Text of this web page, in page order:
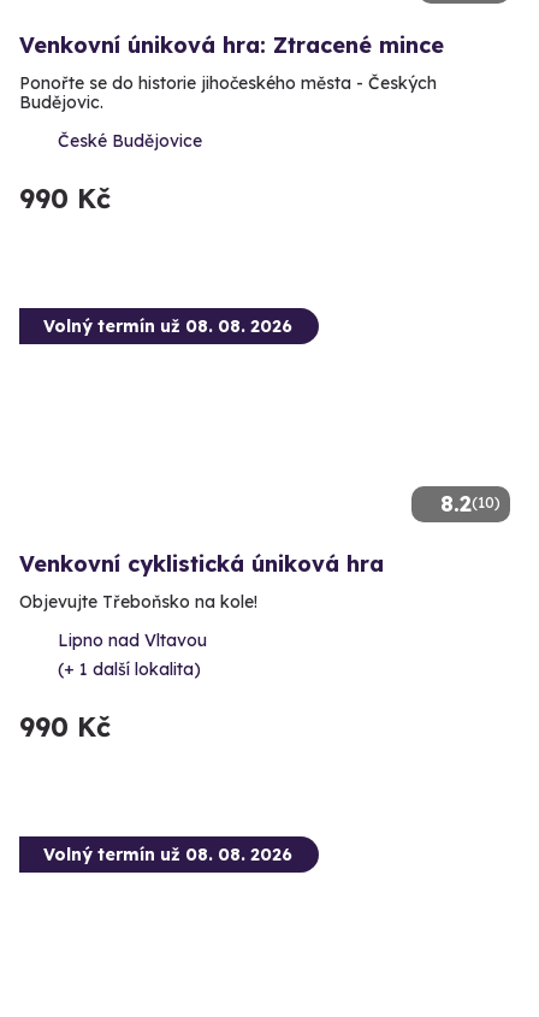
Venkovní úniková hra: Ztracené mince
Ponořte se do historie jihočeského města - Českých
Budějovic.
České Budějovice
990 Kč
8.2(10)
Volný termín už 08. 08. 2026
Venkovní cyklistická úniková hra
Objevujte Třeboňsko na kole!
Lipno nad Vltavou
(+ 1 další lokalita)
990 Kč
Volný termín už 08. 08. 2026